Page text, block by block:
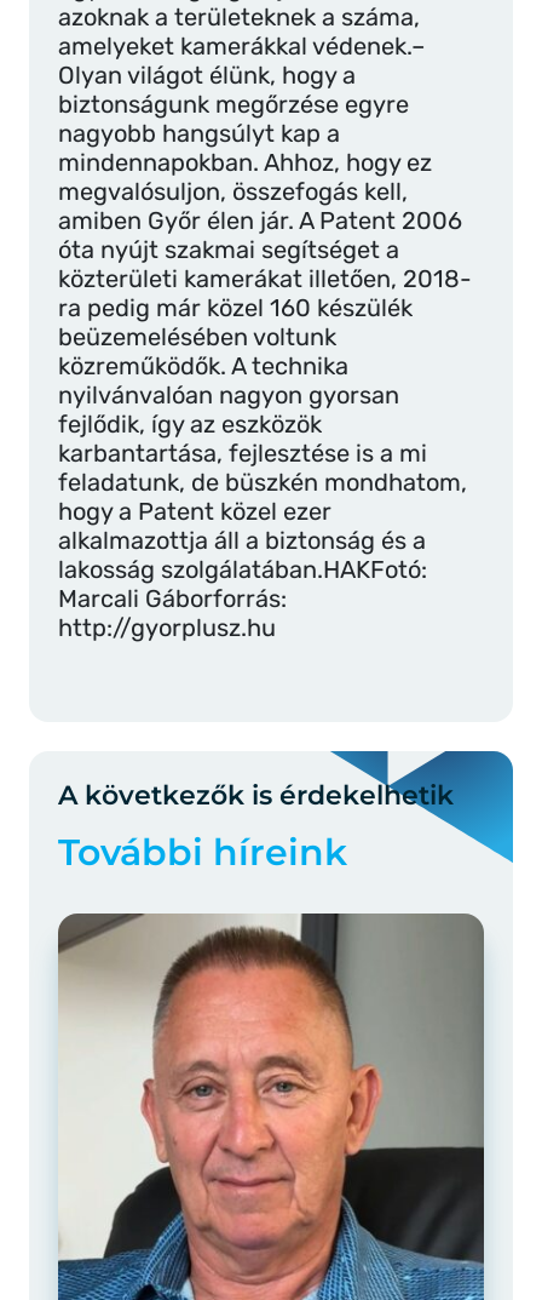
azoknak a területeknek a száma,
amelyeket kamerákkal védenek.–
Olyan világot élünk, hogy a
biztonságunk megőrzése egyre
nagyobb hangsúlyt kap a
mindennapokban. Ahhoz, hogy ez
megvalósuljon, összefogás kell,
amiben Győr élen jár. A Patent 2006
óta nyújt szakmai segítséget a
közterületi kamerákat illetően, 2018-
ra pedig már közel 160 készülék
beüzemelésében voltunk
közreműködők. A technika
nyilvánvalóan nagyon gyorsan
fejlődik, így az eszközök
karbantartása, fejlesztése is a mi
feladatunk, de büszkén mondhatom,
hogy a Patent közel ezer
alkalmazottja áll a biztonság és a
lakosság szolgálatában.HAKFotó:
Marcali Gáborforrás:
http://gyorplusz.hu
A következők is érdekelhetik
További híreink